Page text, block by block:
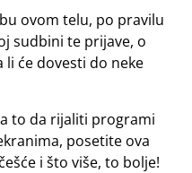
ovom telu, po pravilu
sudbini te prijave, o
li će dovesti do neke
to da rijaliti programi
posetite ova
i što više, to bolje!